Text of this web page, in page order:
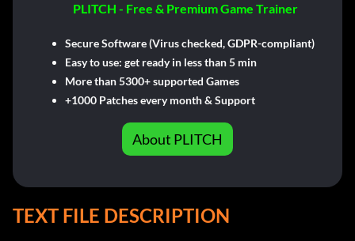
PLITCH - Free & Premium Game Trainer
Secure Software (Virus checked, GDPR-compliant)
Easy to use: get ready in less than 5 min
More than 5300+ supported Games
+1000 Patches every month & Support
About PLITCH
TEXT FILE DESCRIPTION